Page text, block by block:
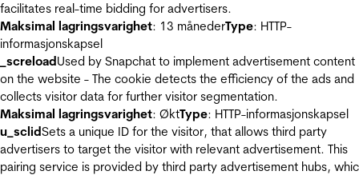
facilitates real-time bidding for advertisers.
Maksimal lagringsvarighet: 13 månederType: HTTP-
informasjonskapsel
_screloadUsed by Snapchat to implement advertisement content
on the website - The cookie detects the efficiency of the ads and
collects visitor data for further visitor segmentation.
Maksimal lagringsvarighet: ØktType: HTTP-informasjonskapsel
u_sclidSets a unique ID for the visitor, that allows third party
advertisers to target the visitor with relevant advertisement. This
pairing service is provided by third party advertisement hubs,